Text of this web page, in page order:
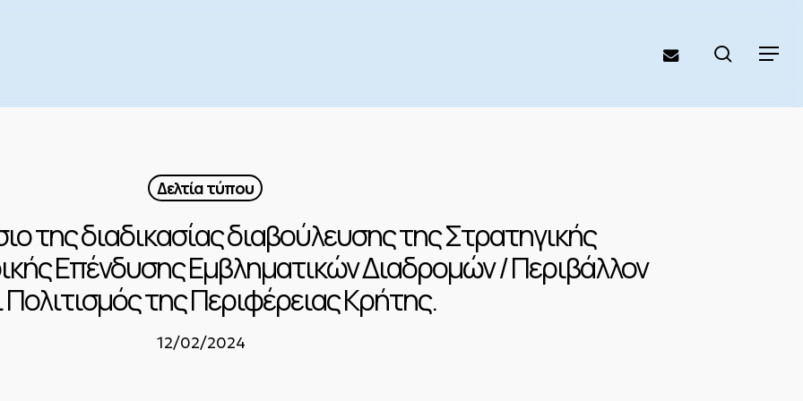
Menu
email search
Δελτία τύπου
της διαδικασίας διαβούλευσης της Στρατηγικής
Επένδυσης Εμβληματικών Διαδρομών / Περιβάλλον
Πολιτισμός της Περιφέρειας Κρήτης.
12/02/2024